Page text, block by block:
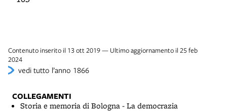
Contenuto inserito il 13 ott 2019 — Ultimo aggiornamento il 25 feb
2024
vedi tutto l’anno 1866
COLLEGAMENTI
Storia e memoria di Bologna - La democrazia